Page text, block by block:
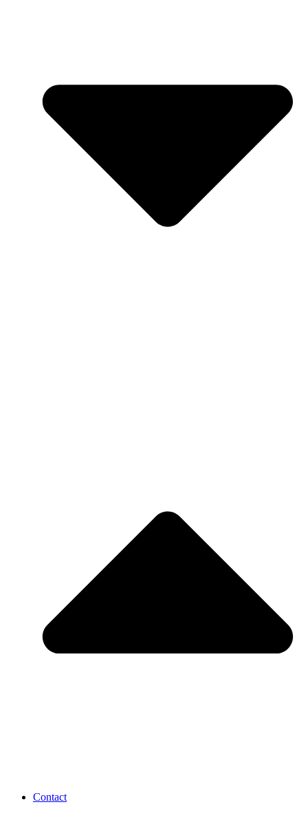
Contact